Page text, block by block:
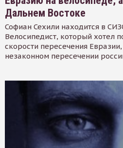
Дальнем Востоке
Софиан Сехили находится в
Велосипедист, который хотел
скорости пересечения
незаконном пересечении